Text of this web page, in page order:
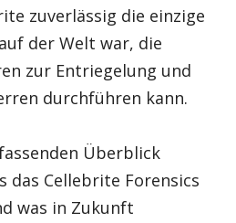
zuverlässig die einzige
der Welt war, die
zur Entriegelung und
durchführen kann.
Überblick
das Cellebrite Forensics
was in Zukunft